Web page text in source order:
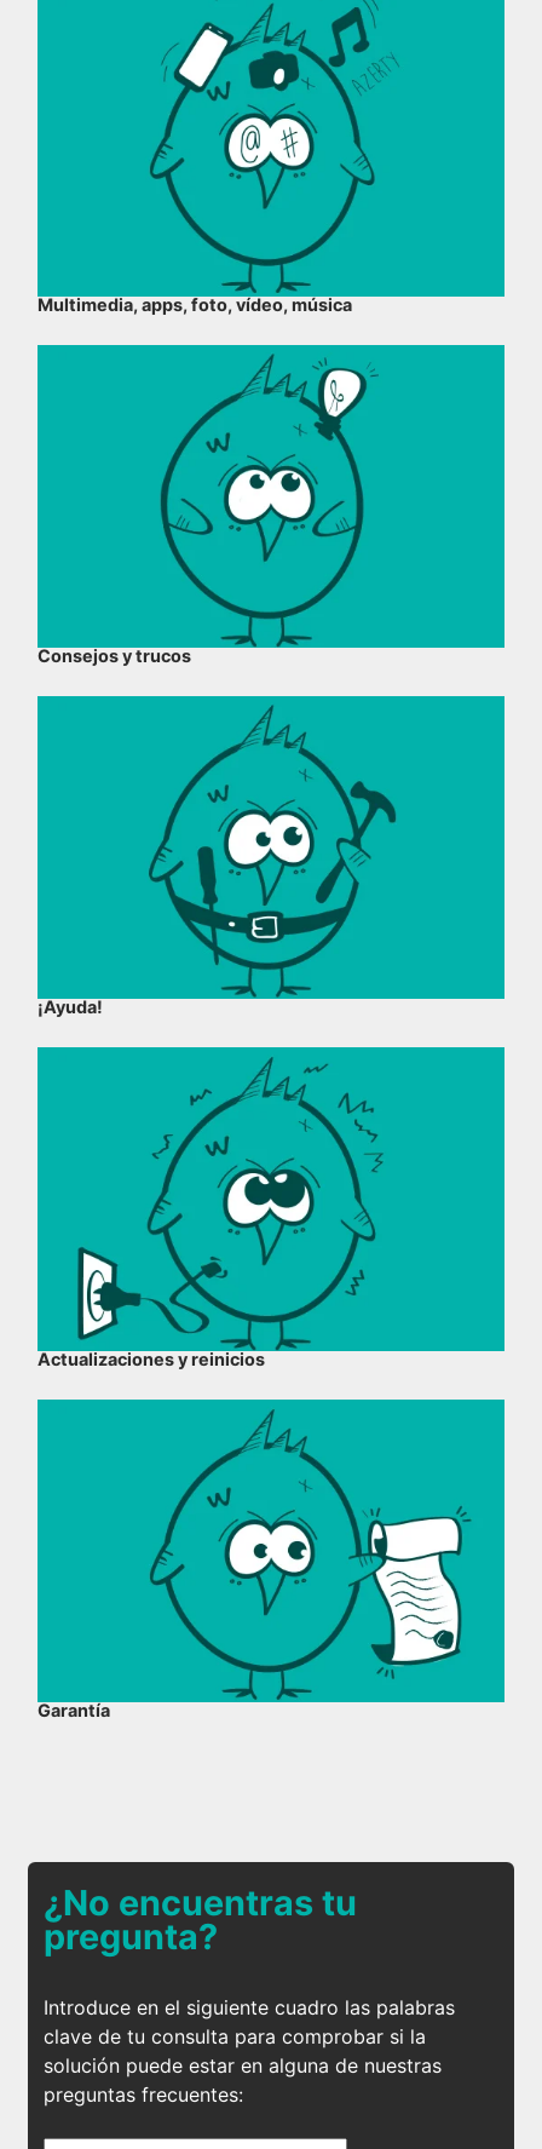
Multimedia, apps, foto, vídeo, música
Consejos y trucos
¡Ayuda!
Actualizaciones y reinicios
Garantía
¿No encuentras tu
pregunta?
Introduce en el siguiente cuadro las palabras
clave de tu consulta para comprobar si la
solución puede estar en alguna de nuestras
preguntas frecuentes: